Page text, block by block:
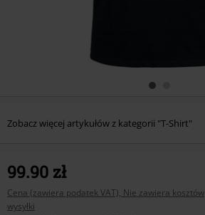
Zobacz więcej artykułów z kategorii "T-Shirt"
99.90 zł
Cena (zawiera podatek VAT), Nie zawiera kosztów
wysyłki